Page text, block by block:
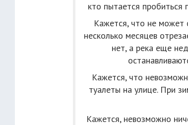
кто пытается пробиться
Кажется, что не может
несколько месяцев
нет, а река еще
Кажется, что
туалеты на улице. При
Кажется, невозможно